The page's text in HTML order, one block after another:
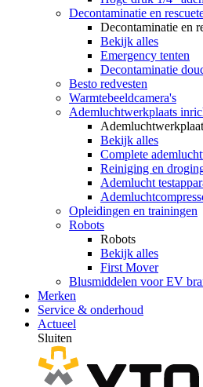
Decontaminatie en
Decontaminatie en
Bekijk alles
Emergency tenten
Decontaminatie
Besto redvesten
Warmtebeeldcamera's
Ademluchtwerkplaats
Bekijk alles
Complete
Reiniging en
Ademlucht
Opleidingen en trainingen
Robots
Robots
Bekijk alles
First Mover
Blusmiddelen voor EV
Merken
Service & onderhoud
Actueel
Sluiten